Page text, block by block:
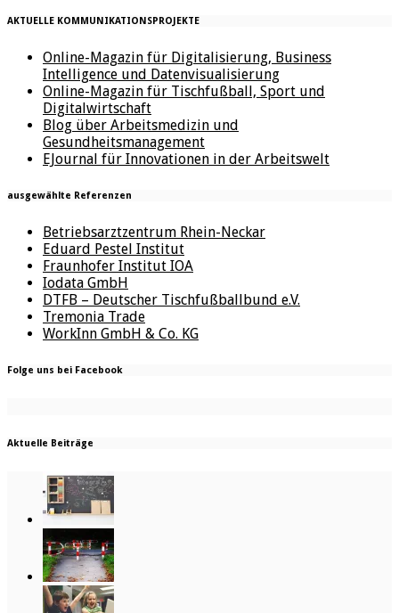
AKTUELLE KOMMUNIKATIONSPROJEKTE
Online-Magazin für Digitalisierung, Business
Intelligence und Datenvisualisierung
Online-Magazin für Tischfußball, Sport und
Digitalwirtschaft
Blog über Arbeitsmedizin und
Gesundheitsmanagement
EJournal für Innovationen in der Arbeitswelt
ausgewählte Referenzen
Betriebsarztzentrum Rhein-Neckar
Eduard Pestel Institut
Fraunhofer Institut IOA
Iodata GmbH
DTFB – Deutscher Tischfußballbund e.V.
Tremonia Trade
WorkInn GmbH & Co. KG
Folge uns bei Facebook
Aktuelle Beiträge